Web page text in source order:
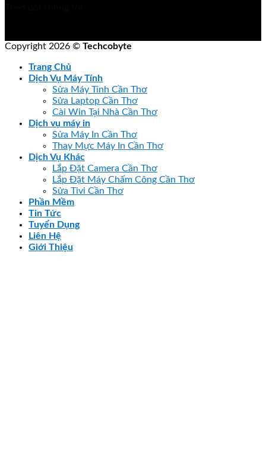
Copyright 2026 © Techcobyte
Trang Chủ
Dịch Vụ Máy Tính
Sửa Máy Tính Cần Thơ
Sửa Laptop Cần Thơ
Cài Win Tại Nhà Cần Thơ
Dịch vụ máy in
Sửa Máy In Cần Thơ
Thay Mực Máy In Cần Thơ
Dịch Vụ Khác
Lắp Đặt Camera Cần Thơ
Lắp Đặt Máy Chấm Công Cần Thơ
Sửa Tivi Cần Thơ
Phần Mềm
Tin Tức
Tuyển Dụng
Liên Hệ
Giới Thiệu